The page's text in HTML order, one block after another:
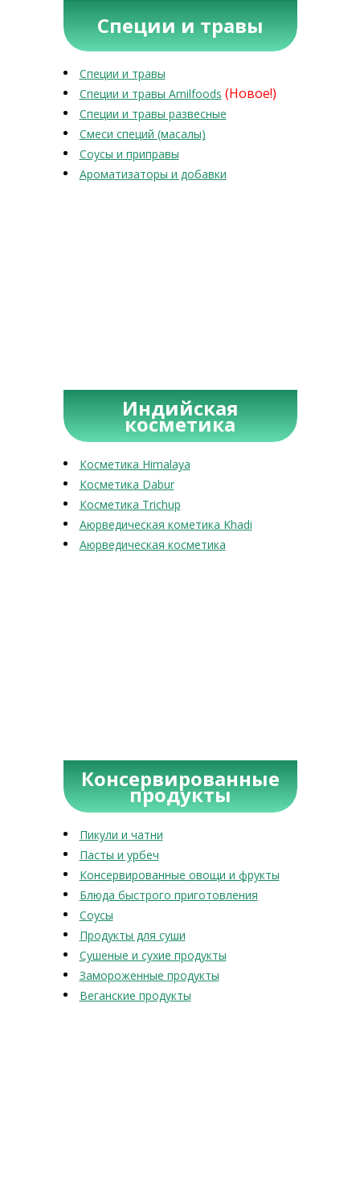
Специи и травы
Специи и травы
Специи и травы Amilfoods (Новое!)
Специи и травы развесные
Смеси специй (масалы)
Соусы и приправы
Ароматизаторы и добавки
Индийская
косметика
Косметика Himalaya
Косметика Dabur
Косметика Trichup
Аюрведическая кометика Khadi
Аюрведическая косметика
Консервированные
продукты
Пикули и чатни
Пасты и урбеч
Консервированные овощи и фрукты
Блюда быстрого приготовления
Соусы
Продукты для суши
Сушеные и сухие продукты
Замороженные продукты
Веганские продукты